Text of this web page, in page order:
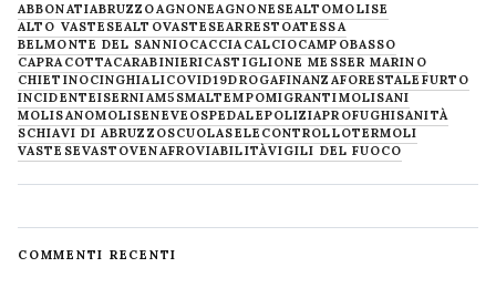
ABBONATIABRUZZOAGNONEAGNONESEALTOMOLISE
ALTO VASTESEALTOVASTESEARRESTOATESSA
BELMONTE DEL SANNIOCACCIACALCIOCAMPOBASSO
CAPRACOTTACARABINIERICASTIGLIONE MESSER MARINO
CHIETINOCINGHIALICOVID19DROGAFINANZAFORESTALE FURTO
INCIDENTEISERNIAM5SMALTEMPOMIGRANTIMOLISANI
MOLISANOMOLISENEVE OSPEDALEPOLIZIAPROFUGHISANITÀ
SCHIAVI DI ABRUZZOSCUOLASELECONTROLLOTERMOLI
VASTESEVASTOVENAFROVIABILITÀVIGILI DEL FUOCO
COMMENTI RECENTI